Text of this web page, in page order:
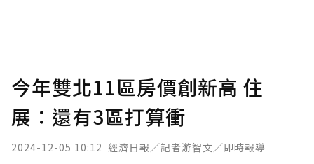
今年雙北11區房價創新高 住
展：還有3區打算衝
2024-12-05 10:12 經濟日報／記者游智文／即時報導